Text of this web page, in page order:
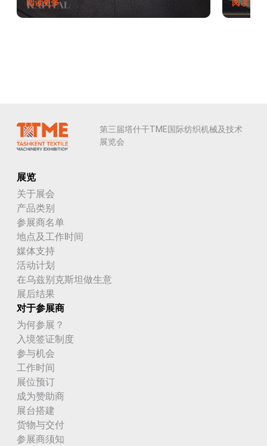
第三届塔什干TME国际纺织机械及技术
展览会
展览
关于展会
产品类别
参展商名单
地点及工作时间
媒体支持
活动计划
在乌兹别克斯坦做生意
展后结果
对于参展商
为何参展？
入境签证制度
参与机会
工作时间
展位预订
成为赞助商
展台搭建
货物与交付
参展商须知